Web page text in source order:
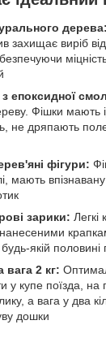
дерева:
захищає виріб
з епоксидної
Фішки мають
не дряпають поле
фігури:
мають
зарики: Легкі
нанесеними
якій половині
вага 2 кг:
у купе поїзда, на
а вага у два
дошки